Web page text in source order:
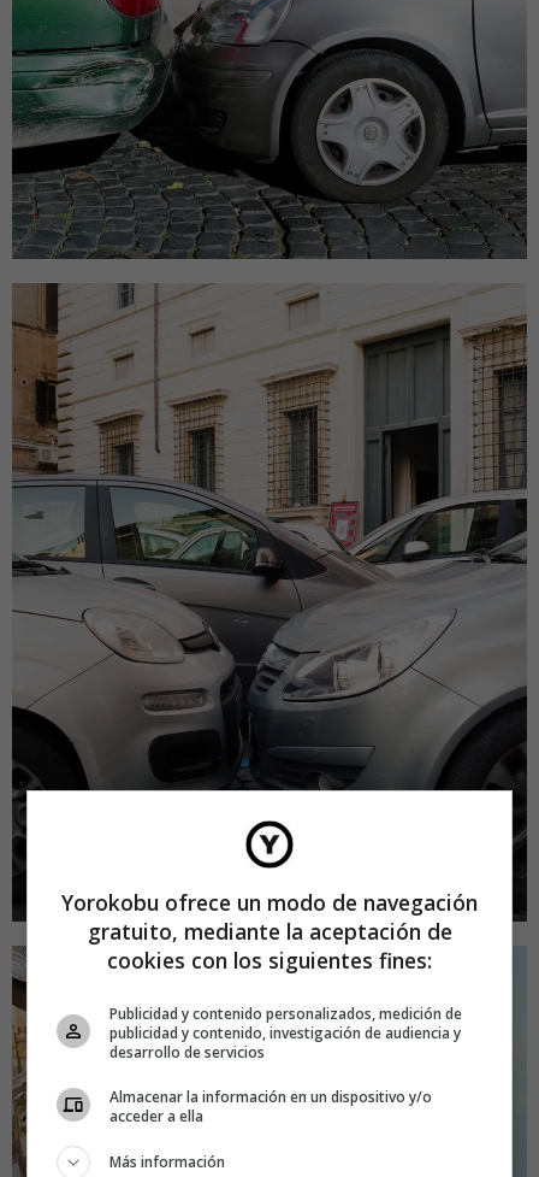
Yorokobu ofrece un modo de navegación
gratuito, mediante la aceptación de
cookies con los siguientes fines:
Publicidad y contenido personalizados, medición de
publicidad y contenido, investigación de audiencia y
desarrollo de servicios
Almacenar la información en un dispositivo y/o
acceder a ella
Más información